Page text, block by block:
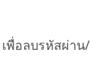
พื่อลบรหัสผ่าน/